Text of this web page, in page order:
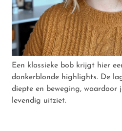
Een klassieke bob krijgt hier
donkerblonde highlights. De
diepte en beweging, waardoor
levendig uitziet.